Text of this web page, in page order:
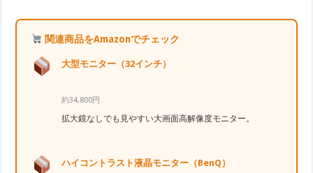
関連商品をAmazonでチェック
大型モニター（32インチ）
約34,800円
拡大鏡なしでも見やすい大画面高解像度モニター。
ハイコントラスト液晶モニター（BenQ）